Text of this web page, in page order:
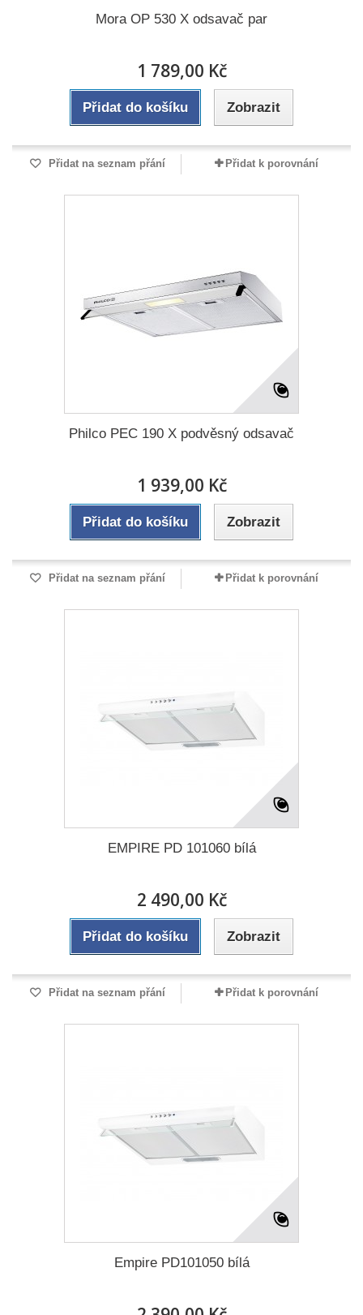
Mora OP 530 X odsavač par
1 789,00 Kč
Přidat do košíku Zobrazit
Přidat na seznam přání Přidat k porovnání
Philco PEC 190 X podvěsný odsavač
1 939,00 Kč
Přidat do košíku Zobrazit
Přidat na seznam přání Přidat k porovnání
EMPIRE PD 101060 bílá
2 490,00 Kč
Přidat do košíku Zobrazit
Přidat na seznam přání Přidat k porovnání
Empire PD101050 bílá